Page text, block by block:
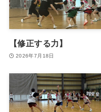
【修正する力】
2026年7月18日